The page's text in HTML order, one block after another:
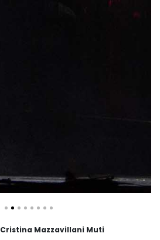
Cristina Mazzavillani Muti